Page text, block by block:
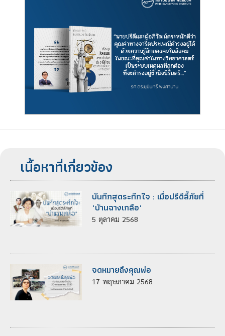
เนื้อหาที่เกี่ยวข้อง
บันทึกสุดระทึกใจ : เมื่อปรีดีลี้ภัยที่
"บ้านฉางเกลือ"
5 ตุลาคม 2568
จดหมายถึงคุณพ่อ
17 พฤษภาคม 2568